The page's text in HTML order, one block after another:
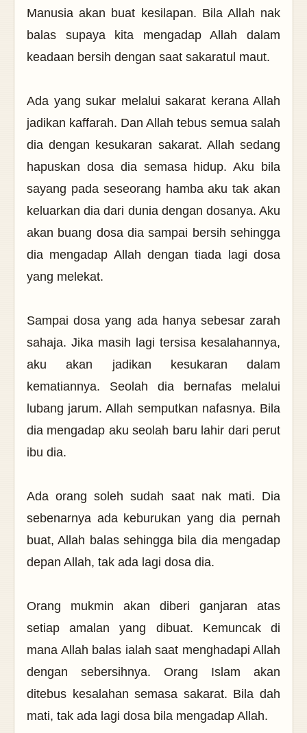
Manusia akan buat kesilapan. Bila Allah nak
balas supaya kita mengadap Allah dalam
keadaan bersih dengan saat sakaratul maut.
Ada yang sukar melalui sakarat kerana Allah
jadikan kaffarah. Dan Allah tebus semua salah
dia dengan kesukaran sakarat. Allah sedang
hapuskan dosa dia semasa hidup. Aku bila
sayang pada seseorang hamba aku tak akan
keluarkan dia dari dunia dengan dosanya. Aku
akan buang dosa dia sampai bersih sehingga
dia mengadap Allah dengan tiada lagi dosa
yang melekat.
Sampai dosa yang ada hanya sebesar zarah
sahaja. Jika masih lagi tersisa kesalahannya,
aku akan jadikan kesukaran dalam
kematiannya. Seolah dia bernafas melalui
lubang jarum. Allah semputkan nafasnya. Bila
dia mengadap aku seolah baru lahir dari perut
ibu dia.
Ada orang soleh sudah saat nak mati. Dia
sebenarnya ada keburukan yang dia pernah
buat, Allah balas sehingga bila dia mengadap
depan Allah, tak ada lagi dosa dia.
Orang mukmin akan diberi ganjaran atas
setiap amalan yang dibuat. Kemuncak di
mana Allah balas ialah saat menghadapi Allah
dengan sebersihnya. Orang Islam akan
ditebus kesalahan semasa sakarat. Bila dah
mati, tak ada lagi dosa bila mengadap Allah.